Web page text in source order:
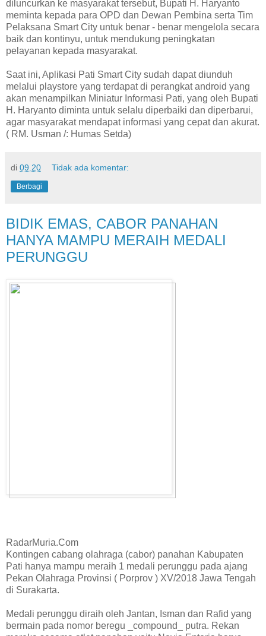
diluncurkan ke masyarakat tersebut, Bupati H. Haryanto
meminta kepada para OPD dan Dewan Pembina serta Tim
Pelaksana Smart City untuk benar - benar mengelola secara
baik dan kontinyu, untuk mendukung peningkatan
pelayanan kepada masyarakat.
Saat ini, Aplikasi Pati Smart City sudah dapat diunduh
melalui playstore yang terdapat di perangkat android yang
akan menampilkan Miniatur Informasi Pati, yang oleh Bupati
H. Haryanto diminta untuk selalu diperbaiki dan diperbarui,
agar masyarakat mendapat informasi yang cepat dan akurat.
( RM. Usman /: Humas Setda)
di 09.20 Tidak ada komentar:
Berbagi
BIDIK EMAS, CABOR PANAHAN
HANYA MAMPU MERAIH MEDALI
PERUNGGU
RadarMuria.Com
Kontingen cabang olahraga (cabor) panahan Kabupaten
Pati hanya mampu meraih 1 medali perunggu pada ajang
Pekan Olahraga Provinsi ( Porprov ) XV/2018 Jawa Tengah
di Surakarta.
Medali perunggu diraih oleh Jantan, Isman dan Rafid yang
bermain pada nomor beregu _compound_ putra. Rekan